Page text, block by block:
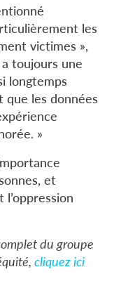
les
victimes »,
toujours une
longtemps
que les données
»
et
du groupe
cliquez ici